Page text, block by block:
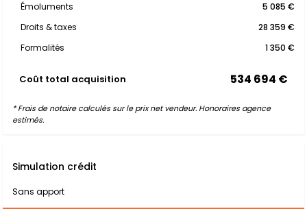
Émoluments
5 085 €
Droits & taxes
28 359 €
Formalités
1 350 €
Coût total acquisition 534 694 €
* Frais de notaire calculés sur le prix net vendeur. Honoraires agence
estimés.
Simulation crédit
Sans apport